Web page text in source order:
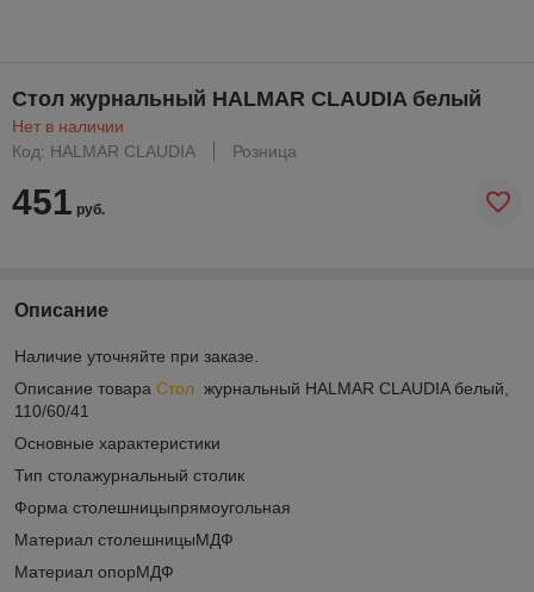
Стол журнальный HALMAR CLAUDIA белый
Нет в наличии
Код: HALMAR CLAUDIA
Розница
451 руб.
Описание
Наличие уточняйте при заказе.
Описание товара Стол журнальный HALMAR CLAUDIA белый,
110/60/41
Основные характеристики
Тип столажурнальный столик
Форма столешницыпрямоугольная
Материал столешницыМДФ
Материал опорМДФ